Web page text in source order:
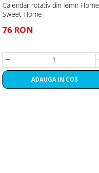
Calendar rotativ din lemn Home
Sweet Home
76 RON
ADAUGA IN COS